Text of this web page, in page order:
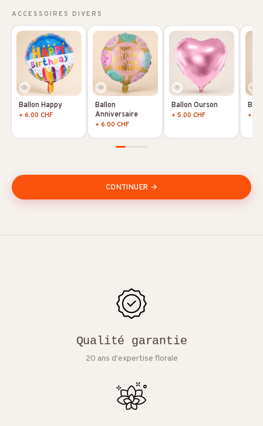
ACCESSOIRES DIVERS
Ballon Happy
+ 6.00 CHF
Ballon
Anniversaire
+ 6.00 CHF
Ballon Ourson
+ 5.00 CHF +
CONTINUER →
Qualité garantie
20 ans d'expertise florale